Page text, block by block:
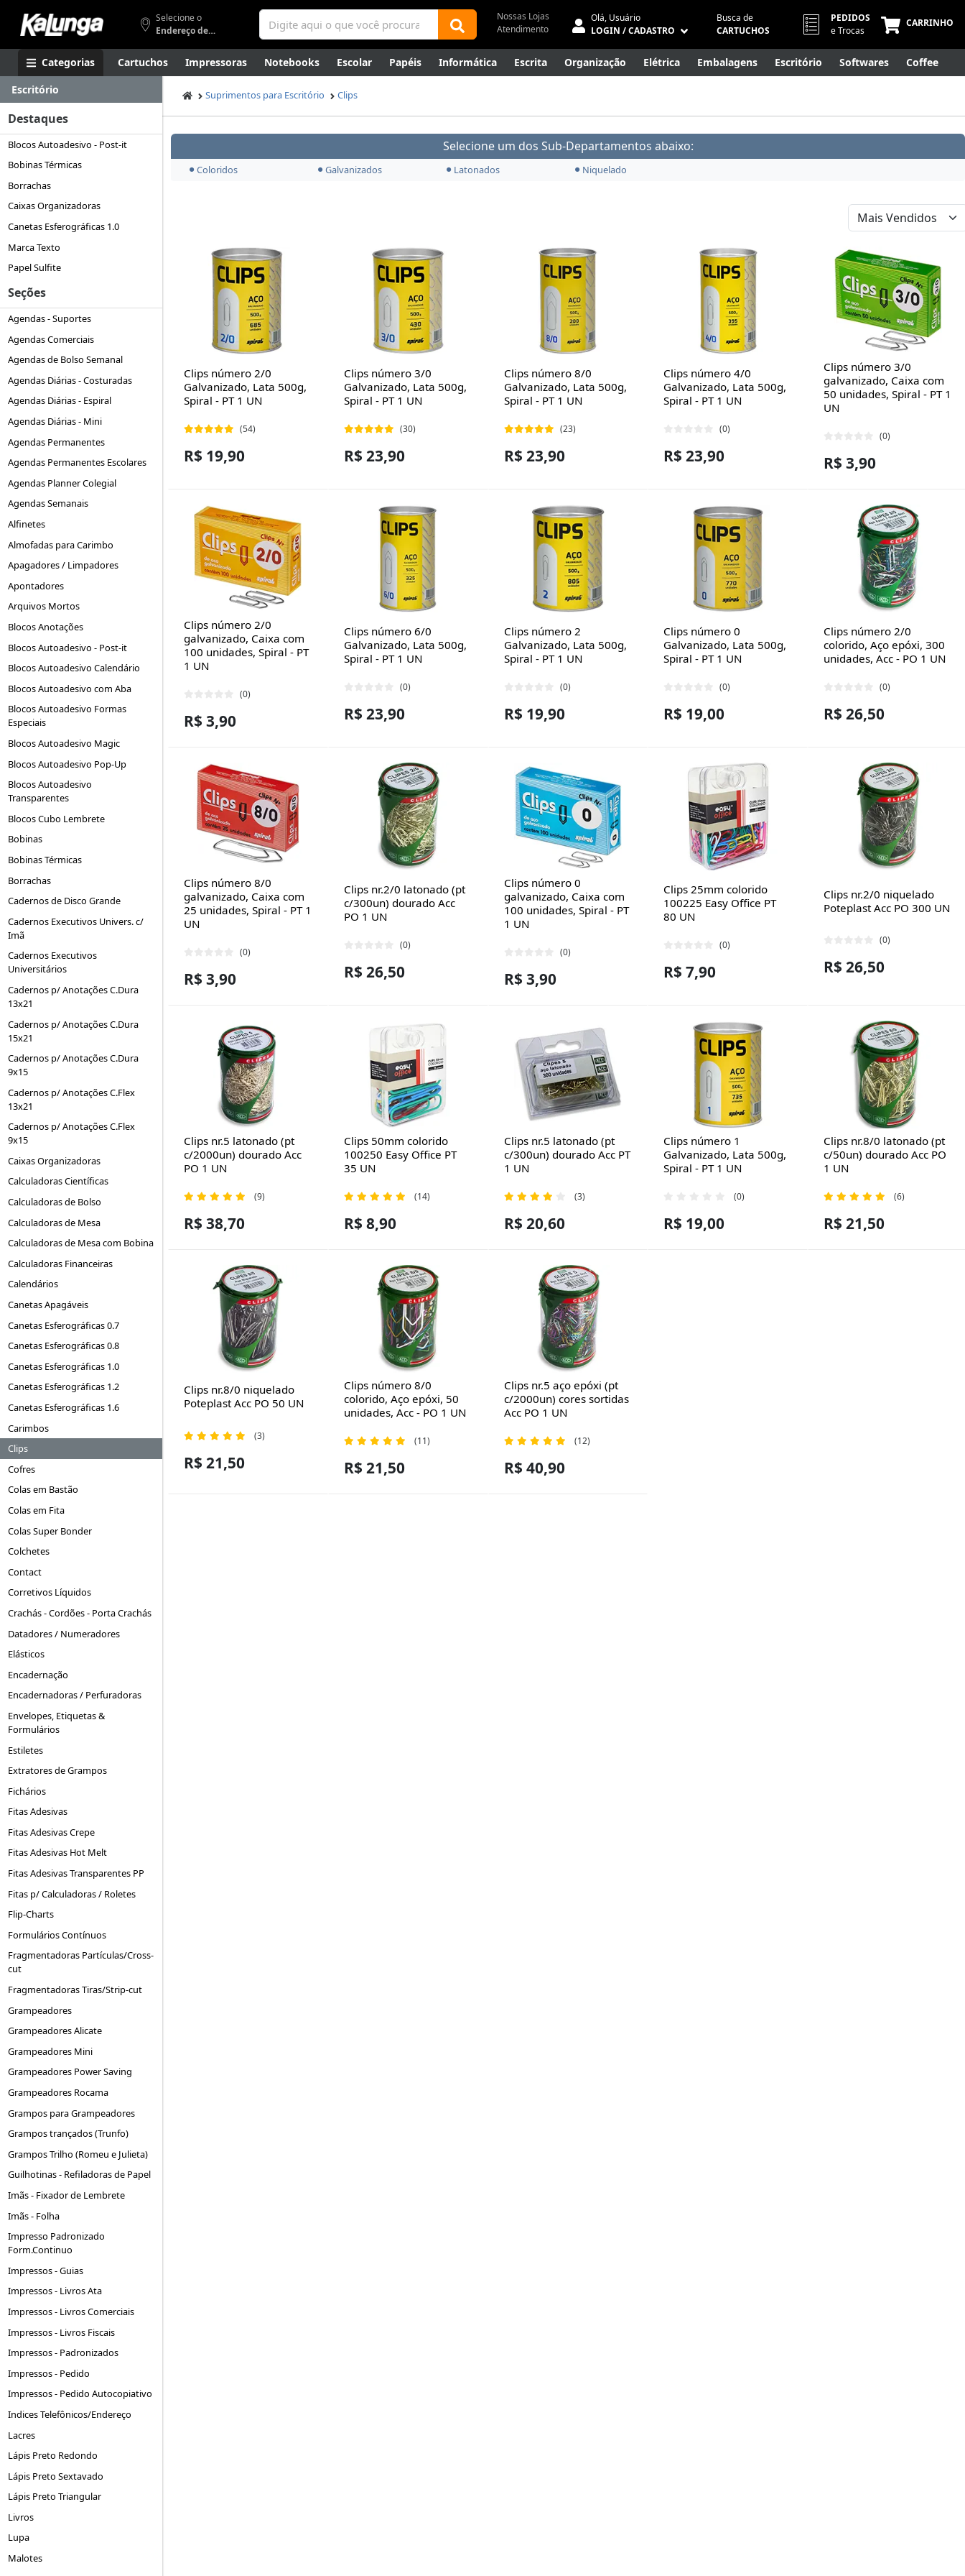
Selecione o
Endereço de entrega
Nossas Lojas
Atendimento
Olá, Usuário
LOGIN / CADASTRO
Busca de
CARTUCHOS
PEDIDOS
e Trocas
CARRINHO
Categorias Cartuchos Impressoras Notebooks Escolar Papéis Informática Escrita Organização Elétrica Embalagens Escritório Softwares Coffee
Apresentação Artes Gamers Higiene Mídias
Canetas Luxo
Outlet
Escritório
Destaques
Blocos Autoadesivo - Post-it
Bobinas Térmicas
Borrachas
Caixas Organizadoras
Canetas Esferográficas 1.0
Marca Texto
Papel Sulfite
Seções
Agendas - Suportes
Agendas Comerciais
Agendas de Bolso Semanal
Agendas Diárias - Costuradas
Agendas Diárias - Espiral
Agendas Diárias - Mini
Agendas Permanentes
Agendas Permanentes Escolares
Agendas Planner Colegial
Agendas Semanais
Alfinetes
Almofadas para Carimbo
Apagadores / Limpadores
Apontadores
Arquivos Mortos
Blocos Anotações
Blocos Autoadesivo - Post-it
Blocos Autoadesivo Calendário
Blocos Autoadesivo com Aba
Blocos Autoadesivo Formas
Especiais
Blocos Autoadesivo Magic
Blocos Autoadesivo Pop-Up
Blocos Autoadesivo
Transparentes
Blocos Cubo Lembrete
Bobinas
Bobinas Térmicas
Borrachas
Cadernos de Disco Grande
Cadernos Executivos Univers. c/
Imã
Cadernos Executivos
Universitários
Cadernos p/ Anotações C.Dura
13x21
Cadernos p/ Anotações C.Dura
15x21
Cadernos p/ Anotações C.Dura
9x15
Cadernos p/ Anotações C.Flex
13x21
Cadernos p/ Anotações C.Flex
9x15
Caixas Organizadoras
Calculadoras Científicas
Calculadoras de Bolso
Calculadoras de Mesa
Calculadoras de Mesa com Bobina
Calculadoras Financeiras
Calendários
Canetas Apagáveis
Canetas Esferográficas 0.7
Canetas Esferográficas 0.8
Canetas Esferográficas 1.0
Canetas Esferográficas 1.2
Canetas Esferográficas 1.6
Carimbos
Clips
Cofres
Colas em Bastão
Colas em Fita
Colas Super Bonder
Colchetes
Contact
Corretivos Líquidos
Crachás - Cordões - Porta Crachás
Datadores / Numeradores
Elásticos
Encadernação
Encadernadoras / Perfuradoras
Envelopes, Etiquetas &
Formulários
Estiletes
Extratores de Grampos
Fichários
Fitas Adesivas
Fitas Adesivas Crepe
Fitas Adesivas Hot Melt
Fitas Adesivas Transparentes PP
Fitas p/ Calculadoras / Roletes
Flip-Charts
Formulários Contínuos
Fragmentadoras Partículas/Cross-
cut
Fragmentadoras Tiras/Strip-cut
Grampeadores
Grampeadores Alicate
Grampeadores Mini
Grampeadores Power Saving
Grampeadores Rocama
Grampos para Grampeadores
Grampos trançados (Trunfo)
Grampos Trilho (Romeu e Julieta)
Guilhotinas - Refiladoras de Papel
Imãs - Fixador de Lembrete
Imãs - Folha
Impresso Padronizado
Form.Continuo
Impressos - Guias
Impressos - Livros Ata
Impressos - Livros Comerciais
Impressos - Livros Fiscais
Impressos - Padronizados
Impressos - Pedido
Impressos - Pedido Autocopiativo
Indices Telefônicos/Endereço
Lacres
Lápis Preto Redondo
Lápis Preto Sextavado
Lápis Preto Triangular
Livros
Lupa
Malotes
Suprimentos para Escritório Clips
Selecione um dos Sub-Departamentos abaixo:
Coloridos Galvanizados Latonados Niquelado
Clips número 2/0
Galvanizado, Lata 500g,
Spiral - PT 1 UN
(54)
R$ 19,90
Clips número 3/0
Galvanizado, Lata 500g,
Spiral - PT 1 UN
(30)
R$ 23,90
Clips número 8/0
Galvanizado, Lata 500g,
Spiral - PT 1 UN
(23)
R$ 23,90
Clips número 4/0
Galvanizado, Lata 500g,
Spiral - PT 1 UN
(0)
R$ 23,90
Clips número 3/0
galvanizado, Caixa com
50 unidades, Spiral - PT 1
UN
(0)
R$ 3,90
Clips número 2/0
galvanizado, Caixa com
100 unidades, Spiral - PT
1 UN
(0)
R$ 3,90
Clips número 6/0
Galvanizado, Lata 500g,
Spiral - PT 1 UN
(0)
R$ 23,90
Clips número 2
Galvanizado, Lata 500g,
Spiral - PT 1 UN
(0)
R$ 19,90
Clips número 0
Galvanizado, Lata 500g,
Spiral - PT 1 UN
(0)
R$ 19,00
Clips número 2/0
colorido, Aço epóxi, 300
unidades, Acc - PO 1 UN
(0)
R$ 26,50
Clips número 8/0
galvanizado, Caixa com
25 unidades, Spiral - PT 1
UN
(0)
R$ 3,90
Clips nr.2/0 latonado (pt
c/300un) dourado Acc
PO 1 UN
(0)
R$ 26,50
Clips número 0
galvanizado, Caixa com
100 unidades, Spiral - PT
1 UN
(0)
R$ 3,90
Clips 25mm colorido
100225 Easy Office PT
80 UN
(0)
R$ 7,90
Clips nr.2/0 niquelado
Poteplast Acc PO 300 UN
(0)
R$ 26,50
Clips nr.5 latonado (pt
c/2000un) dourado Acc
PO 1 UN
(9)
R$ 38,70
Clips 50mm colorido
100250 Easy Office PT
35 UN
(14)
R$ 8,90
Clips nr.5 latonado (pt
c/300un) dourado Acc PT
1 UN
(3)
R$ 20,60
Clips número 1
Galvanizado, Lata 500g,
Spiral - PT 1 UN
(0)
R$ 19,00
Clips nr.8/0 latonado (pt
c/50un) dourado Acc PO
1 UN
(6)
R$ 21,50
Clips nr.8/0 niquelado
Poteplast Acc PO 50 UN
(3)
R$ 21,50
Clips número 8/0
colorido, Aço epóxi, 50
unidades, Acc - PO 1 UN
(11)
R$ 21,50
Clips nr.5 aço epóxi (pt
c/2000un) cores sortidas
Acc PO 1 UN
(12)
R$ 40,90